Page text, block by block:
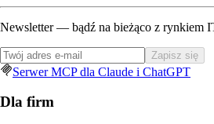
Newsletter — bądź na bieżąco z rynkiem
Zapisz się
Serwer MCP dla Claude i ChatGPT
Dla firm